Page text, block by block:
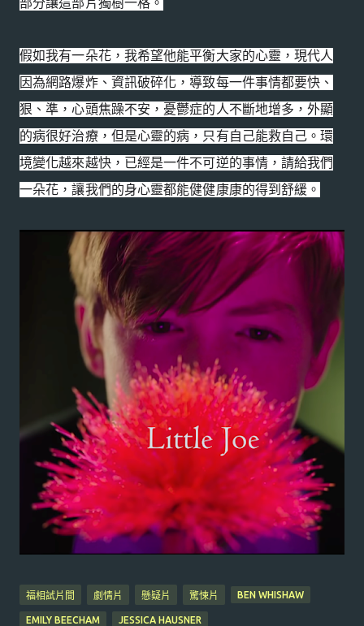
假如我有一朵花，我希望他能平衡大家的心靈，現代人
因為網路爆炸、資訊破碎化，導致每一件事情都要快、
狠、準，心頭焦躁不安，憂鬱症的人不斷地增多，外顯
的病很好治療，但是心靈的病，只有自己能救自己。環
境變化越來越快，已經是一件不可逆的事情，請給我們
一朵花，讓我們的身心靈都能健健康康的得到舒緩。
福相試片間 劇情片 懸疑片 驚悚片 BEN WHISHAW
EMILY BEECHAM JESSICA HAUSNER